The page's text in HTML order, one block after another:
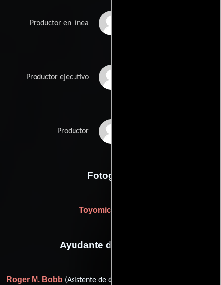
Productor en línea
Productor ejecutivo
Productor
Fotografia
Toyomichi Kurita
Ayudante de dirección
Roger M. Bobb (Asistente de dirección),